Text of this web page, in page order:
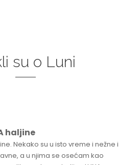
su o Luni
haljine
Nekako su u isto vreme i nežne i
a u njima se osećam kao